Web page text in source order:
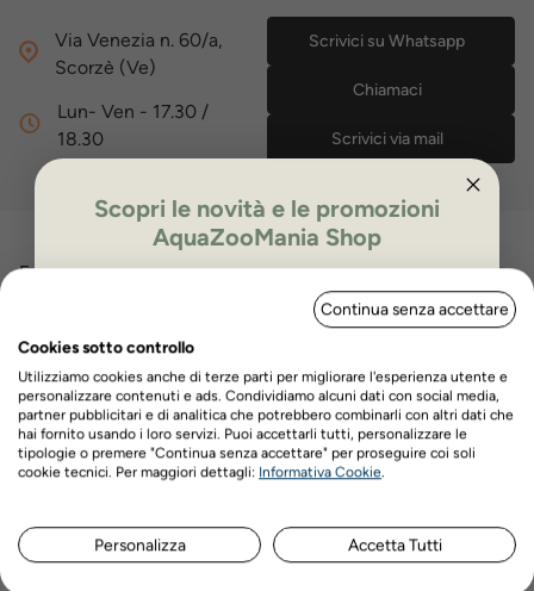
Via Venezia n. 60/a,
Scorzè (Ve)
Lun- Ven - 17.30 /
18.30
Scrivici su Whatsapp
Chiamaci
Scrivici via mail
Eccellente
4,7/5
8.187
recensioni
Le nostre recensioni a 4 e 5 stelle.
Clicca qui per leggerle tutte >
Scopri le novità e le promozioni
AquaZooMania Shop
ISCRIVITI PER OTTENERE IL 5%
DI SCONTO
Nome Cognome
Continua senza accettare
Cookies sotto controllo
Utilizziamo cookies anche di terze parti per migliorare l'esperienza utente e
personalizzare contenuti e ads. Condividiamo alcuni dati con social media,
partner pubblicitari e di analitica che potrebbero combinarli con altri dati che
hai fornito usando i loro servizi. Puoi accettarli tutti, personalizzare le
tipologie o premere "Continua senza accettare" per proseguire coi soli
cookie tecnici. Per maggiori dettagli: Informativa Cookie
Personalizza Accetta Tutti